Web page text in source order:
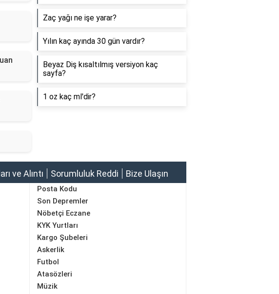
Zaç yağı ne işe yarar?
Yılın kaç ayında 30 gün vardır?
Beyaz Diş kısaltılmış versiyon kaç
sayfa?
1 oz kaç ml'dir?
ve Alıntı Sorumluluk Reddi Bize Ulaşın
Posta Kodu
Son Depremler
Nöbetçi Eczane
KYK Yurtları
Kargo Şubeleri
Askerlik
Futbol
Atasözleri
Müzik